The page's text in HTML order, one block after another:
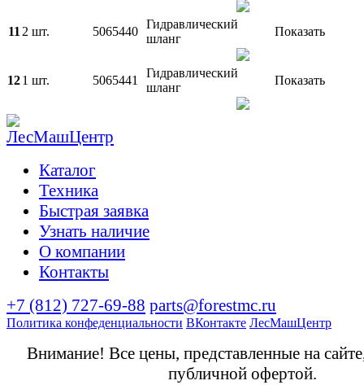
112 шт. 5065440
Гидравлический
шланг
Показать
121 шт. 5065441
Гидравлический
шланг
Показать
Каталог
Техника
Быстрая заявка
Узнать наличие
О компании
Контакты
+7 (812) 727-69-88 parts@forestmc.ru
Политика конфеденциальности ВКонтакте ЛесМашЦентр
Внимание! Все цены, представленные на
публичной офертой.